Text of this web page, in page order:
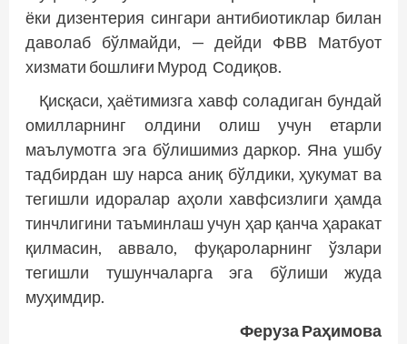
ёки дизентерия сингари антибиотиклар билан
даволаб бўлмайди, — дейди ФВВ Матбуот
хизмати бошлиғи Мурод Содиқов.
Қисқаси, ҳаётимизга хавф соладиган бундай
омилларнинг олдини олиш учун етарли
маълумотга эга бўлишимиз даркор. Яна ушбу
тадбирдан шу нарса аниқ бўлдики, ҳукумат ва
тегишли идоралар аҳоли хавфсизлиги ҳамда
тинчлигини таъминлаш учун ҳар қанча ҳаракат
қилмасин, аввало, фуқароларнинг ўзлари
тегишли тушунчаларга эга бўлиши жуда
муҳимдир.
Феруза Раҳимова